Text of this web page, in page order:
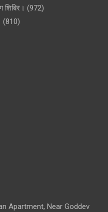
शिबिर। (972)
(810)
Apartment, Near Goddev